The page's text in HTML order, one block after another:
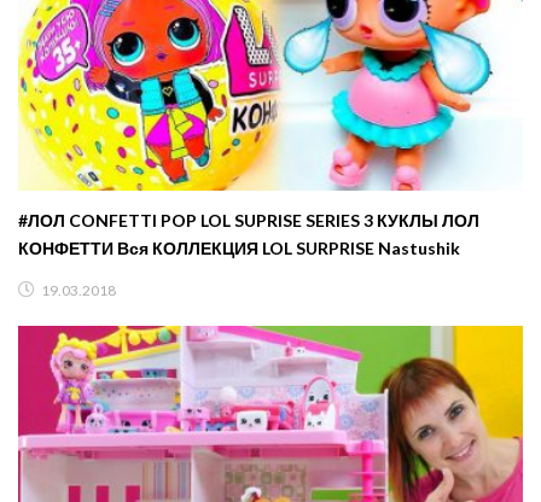
#ЛОЛ CONFETTI POP LOL SUPRISE SERIES 3 КУКЛЫ ЛОЛ
КОНФЕТТИ Вся КОЛЛЕКЦИЯ LOL SURPRISE Nastushik
19.03.2018